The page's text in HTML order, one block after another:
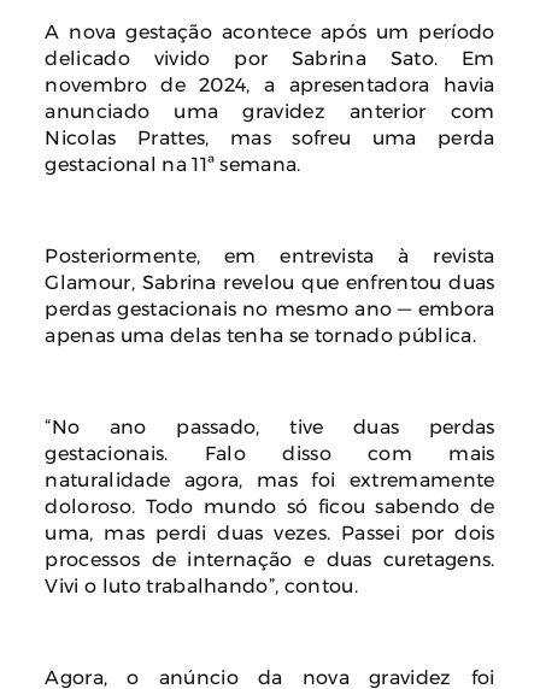
A nova gestação acontece após um período
delicado vivido por Sabrina Sato. Em
novembro de 2024, a apresentadora havia
anunciado uma gravidez anterior com
Nicolas Prattes, mas sofreu uma perda
gestacional na 11ª semana.
Posteriormente, em entrevista à revista
Glamour, Sabrina revelou que enfrentou duas
perdas gestacionais no mesmo ano — embora
apenas uma delas tenha se tornado pública.
“No ano passado, tive duas perdas
gestacionais. Falo disso com mais
naturalidade agora, mas foi extremamente
doloroso. Todo mundo só ficou sabendo de
uma, mas perdi duas vezes. Passei por dois
processos de internação e duas curetagens.
Vivi o luto trabalhando”, contou.
Agora, o anúncio da nova gravidez foi